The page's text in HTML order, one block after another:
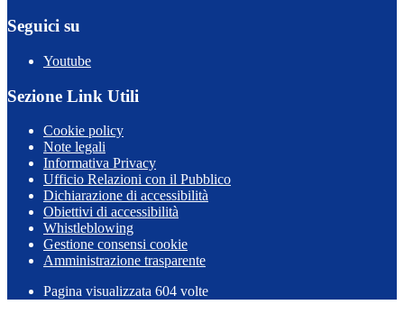
Seguici su
Youtube
Sezione Link Utili
Cookie policy
Note legali
Informativa Privacy
Ufficio Relazioni con il Pubblico
Dichiarazione di accessibilità
Obiettivi di accessibilità
Whistleblowing
Gestione consensi cookie
Amministrazione trasparente
Pagina visualizzata 604 volte